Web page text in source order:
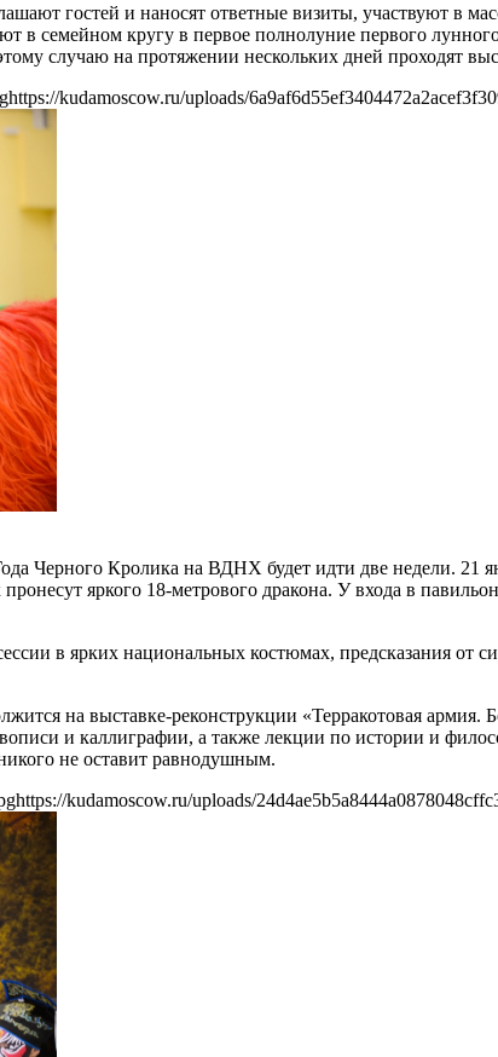
гостей и наносят ответные визиты, участвуют в
в семейном кругу в первое полнолуние первого
случаю на протяжении нескольких дней проходят
https://kudamoscow.ru/uploads/
Черного Кролика на ВДНХ будет идти две недели. 21
яркого 18-метрового дракона. У входа в
в ярких национальных костюмах, предсказания от
на выставке-реконструкции «Терракотовая армия.
и каллиграфии, а также лекции по истории и
не оставит равнодушным.
https://kudamoscow.ru/uploads/